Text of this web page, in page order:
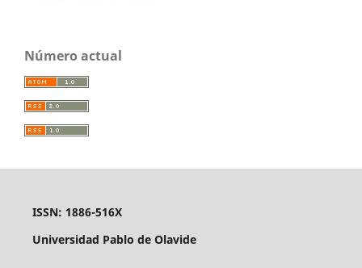
Número actual
ISSN: 1886-516X
Universidad Pablo de Olavide